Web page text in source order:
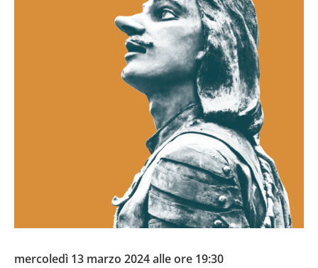
mercoledì 13 marzo 2024 alle ore 19:30